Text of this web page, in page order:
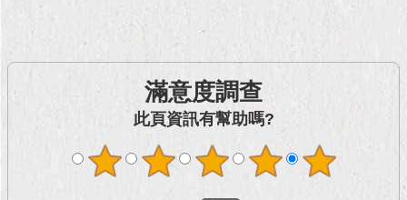
滿意度調查
此頁資訊有幫助嗎?